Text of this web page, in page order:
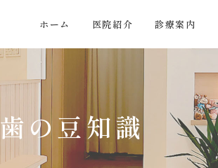
ホーム 医院紹介 診療案内
歯の豆知識